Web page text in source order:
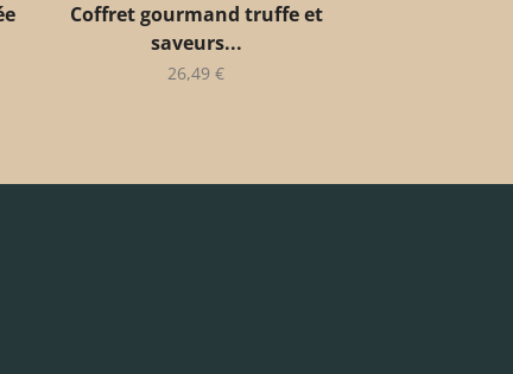
Coffret gourmand truffe et
saveurs...
26,49 €